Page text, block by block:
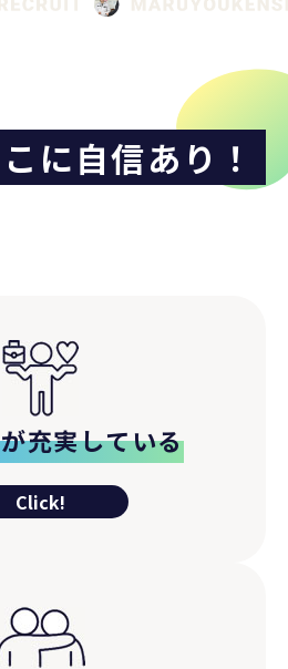
に自信あり！
充実している
Click!